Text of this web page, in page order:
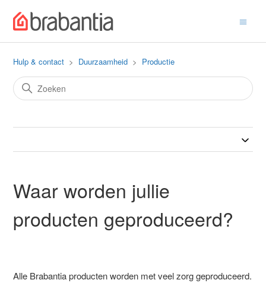
Hulp & contact Duurzaamheid Productie
Waar worden jullie
producten geproduceerd?
Alle Brabantia producten worden met veel zorg geproduceerd.